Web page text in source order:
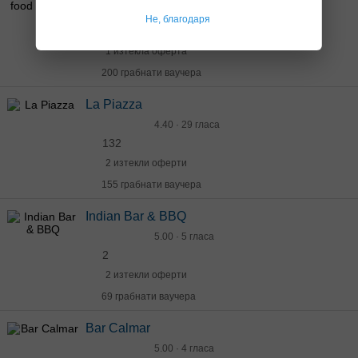
4.80 · 19 гласа
1 изтекла оферта
200 грабнати ваучера
La Piazza
4.40 · 29 гласа
132
2 изтекли оферти
155 грабнати ваучера
Indian Bar & BBQ
5.00 · 5 гласа
2
2 изтекли оферти
69 грабнати ваучера
Bar Calmar
5.00 · 4 гласа
Не, благодаря